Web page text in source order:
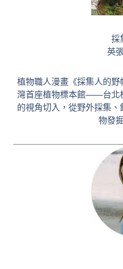
採
英
植物職人漫畫《採集人的
灣首座植物標本館——台北
的視角切入，從野外採集
物發